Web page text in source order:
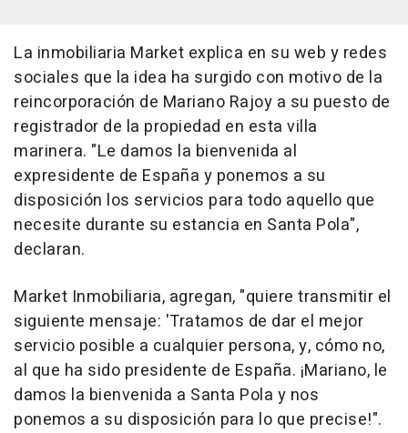
La inmobiliaria Market explica en su web y redes
sociales que la idea ha surgido con motivo de la
reincorporación de Mariano Rajoy a su puesto de
registrador de la propiedad en esta villa
marinera. "Le damos la bienvenida al
expresidente de España y ponemos a su
disposición los servicios para todo aquello que
necesite durante su estancia en Santa Pola",
declaran.
Market Inmobiliaria, agregan, "quiere transmitir el
siguiente mensaje: 'Tratamos de dar el mejor
servicio posible a cualquier persona, y, cómo no,
al que ha sido presidente de España. ¡Mariano, le
damos la bienvenida a Santa Pola y nos
ponemos a su disposición para lo que precise!".